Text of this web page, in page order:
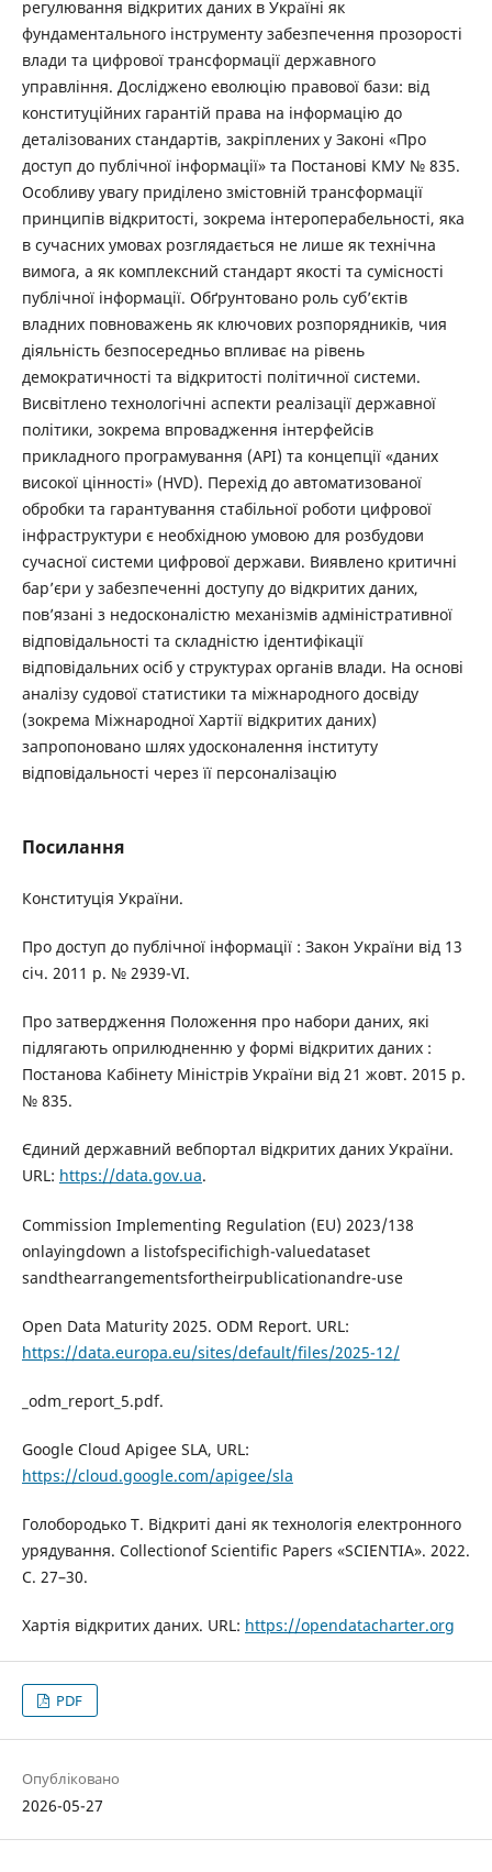
регулювання відкритих даних в Україні як
фундаментального інструменту забезпечення прозорості
влади та цифрової трансформації державного
управління. Досліджено еволюцію правової бази: від
конституційних гарантій права на інформацію до
деталізованих стандартів, закріплених у Законі «Про
доступ до публічної інформації» та Постанові КМУ № 835.
Особливу увагу приділено змістовній трансформації
принципів відкритості, зокрема інтероперабельності, яка
в сучасних умовах розглядається не лише як технічна
вимога, а як комплексний стандарт якості та сумісності
публічної інформації. Обґрунтовано роль суб’єктів
владних повноважень як ключових розпорядників, чия
діяльність безпосередньо впливає на рівень
демократичності та відкритості політичної системи.
Висвітлено технологічні аспекти реалізації державної
політики, зокрема впровадження інтерфейсів
прикладного програмування (API) та концепції «даних
високої цінності» (HVD). Перехід до автоматизованої
обробки та гарантування стабільної роботи цифрової
інфраструктури є необхідною умовою для розбудови
сучасної системи цифрової держави. Виявлено критичні
бар’єри у забезпеченні доступу до відкритих даних,
пов’язані з недосконалістю механізмів адміністративної
відповідальності та складністю ідентифікації
відповідальних осіб у структурах органів влади. На основі
аналізу судової статистики та міжнародного досвіду
(зокрема Міжнародної Хартії відкритих даних)
запропоновано шлях удосконалення інституту
відповідальності через її персоналізацію
Посилання
Конституція України.
Про доступ до публічної інформації : Закон України від 13
січ. 2011 р. № 2939-VI.
Про затвердження Положення про набори даних, які
підлягають оприлюдненню у формі відкритих даних :
Постанова Кабінету Міністрів України від 21 жовт. 2015 р.
№ 835.
Єдиний державний вебпортал відкритих даних України.
URL: https://data.gov.ua.
Commission Implementing Regulation (EU) 2023/138
onlayingdown a listofspecifichigh-valuedataset
sandthearrangementsfortheirpublicationandre-use
Open Data Maturity 2025. ODM Report. URL:
https://data.europa.eu/sites/default/files/2025-12/
_odm_report_5.pdf.
Google Cloud Apigee SLA, URL:
https://cloud.google.com/apigee/sla
Голобородько Т. Відкриті дані як технологія електронного
урядування. Collectionof Scientific Papers «SCIENTIA». 2022.
С. 27–30.
Хартія відкритих даних. URL: https://opendatacharter.org
PDF
Опубліковано
2026-05-27